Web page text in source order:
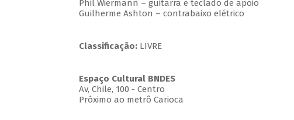
Phil Wiermann – guitarra e teclado de apoio
Guilherme Ashton – contrabaixo elétrico
Classificação:LIVRE
Espaço Cultural BNDES
Av, Chile, 100 - Centro
Próximo ao metrô Carioca